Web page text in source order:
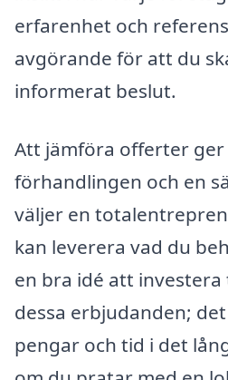
erfarenhet och
avgörande för att du
informerat beslut.
Att jämföra offerter ger
förhandlingen och en
väljer en
kan leverera vad du
en bra idé att investera
dessa erbjudanden;
pengar och tid i det